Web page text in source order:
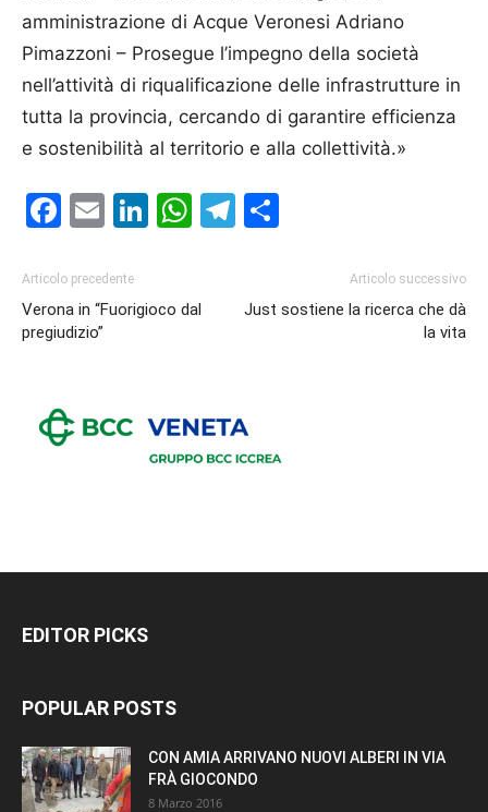
amministrazione di Acque Veronesi Adriano
Pimazzoni – Prosegue l’impegno della società
nell’attività di riqualificazione delle infrastrutture in
tutta la provincia, cercando di garantire efficienza
e sostenibilità al territorio e alla collettività.»
Facebook
EmailLinkedIn
WhatsApp
Telegram
Articolo precedente
Verona in “Fuorigioco dal
pregiudizio”
Articolo successivo
Just sostiene la ricerca che dà
la vita
EDITOR PICKS
POPULAR POSTS
CON AMIA ARRIVANO NUOVI ALBERI IN VIA
FRÀ GIOCONDO
8 Marzo 2016